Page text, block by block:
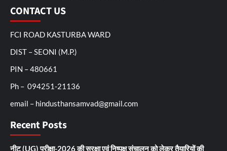
CONTACT US
FCI ROAD KASTURBA WARD
DIST – SEONI (M.P.)
PIN – 480661
Ph – 094251-21136
email – hindusthansamvad@gmail.com
Recent Posts
नीट (UG) परीक्षा-2026 की सुरक्षा एवं निष्पक्ष संचालन को लेकर तैयारियों की